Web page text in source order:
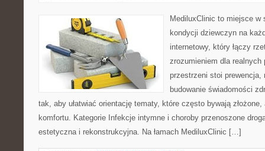
MediluxClinic to miejsce
kondycji dziewczyn na
internetowy, który łączy
zrozumieniem dla
przestrzeni stoi prewencja,
budowanie świadomości
tak, aby ułatwiać orientację tematy, które często bywają
komfortu. Kategorie Infekcje intymne i choroby przenoszone
estetyczna i rekonstrukcyjna. Na łamach MediluxClinic […]